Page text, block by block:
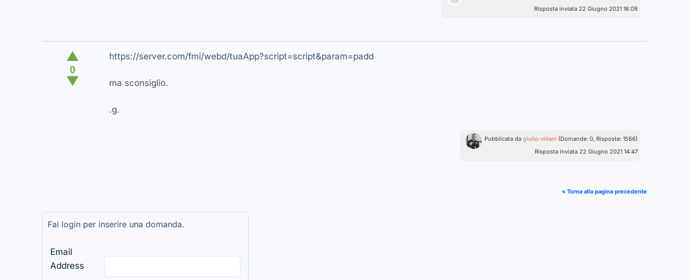
Risposta inviata 22 Giugno 2021 16:08
▲
0
▼
https://server.com/fmi/webd/tuaApp?script=script&param=padd
ma sconsiglio.
.g.
Pubblicata da giulio-villani (Domande: 0, Risposte: 1566)
Risposta inviata 22 Giugno 2021 14:47
« Torna alla pagina precedente
Fai login per inserire una domanda.
Email
Address